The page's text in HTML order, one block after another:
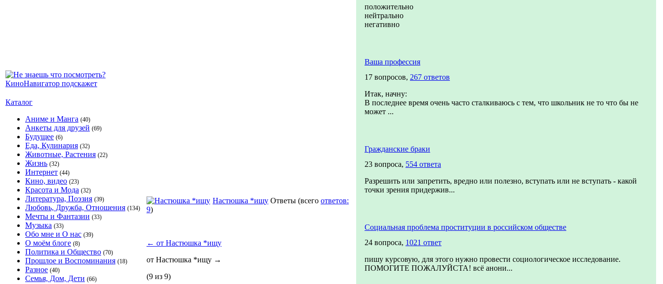
Каталог
Аниме и Манга (40)
Анкеты для друзей (69)
Будущее (6)
Еда, Кулинария (32)
Животные, Растения (22)
Жизнь (32)
Интернет (44)
Кино, видео (23)
Красота и Мода (32)
Литература, Поэзия (39)
Любовь, Дружба, Отношения (134)
Мечты и Фантазии (33)
Музыка (33)
Обо мне и О нас (39)
О моём блоге (8)
Политика и Общество (70)
Прошлое и Воспоминания (18)
Разное (40)
Семья, Дом, Дети (66)
Настюшка *ищу Ответы (всего ответов:
9)
← от Настюшка *ищу
от Настюшка *ищу →
(9 из 9)
положительно
нейтрально
негативно
Ваша профессия
17 вопросов, 267 ответов
Итак, начну:
В последнее время очень часто сталкиваюсь с тем, что школьник не то что бы не
может ...
Гражданские браки
23 вопроса, 554 ответа
Разрешить или запретить, вредно или полезно, вступать или не вступать - какой
точки зрения придержив...
Социальная проблема проституции в российском обществе
24 вопроса, 1021 ответ
пишу курсовую, для этого нужно провести социологическое исследование.
ПОМОГИТЕ ПОЖАЛУЙСТА! всё анони...